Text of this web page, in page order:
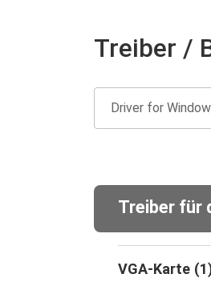
Treiber /
Treiber für
VGA-Karte (1